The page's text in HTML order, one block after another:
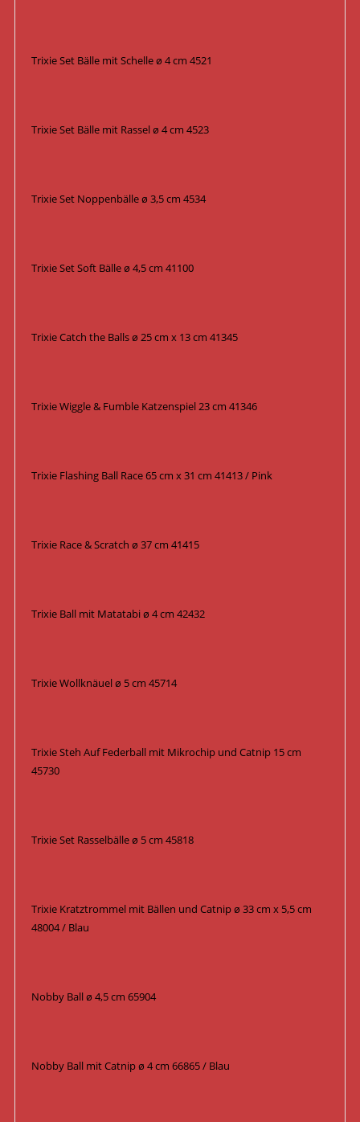
Trixie Set Bälle mit Schelle ø 4 cm 4521
Trixie Set Bälle mit Rassel ø 4 cm 4523
Trixie Set Noppenbälle ø 3,5 cm 4534
Trixie Set Soft Bälle ø 4,5 cm 41100
Trixie Catch the Balls ø 25 cm x 13 cm 41345
Trixie Wiggle & Fumble Katzenspiel 23 cm 41346
Trixie Flashing Ball Race 65 cm x 31 cm 41413 / Pink
Trixie Race & Scratch ø 37 cm 41415
Trixie Ball mit Matatabi ø 4 cm 42432
Trixie Wollknäuel ø 5 cm 45714
Trixie Steh Auf Federball mit Mikrochip und Catnip 15 cm
45730
Trixie Set Rasselbälle ø 5 cm 45818
Trixie Kratztrommel mit Bällen und Catnip ø 33 cm x 5,5 cm
48004 / Blau
Nobby Ball ø 4,5 cm 65904
Nobby Ball mit Catnip ø 4 cm 66865 / Blau